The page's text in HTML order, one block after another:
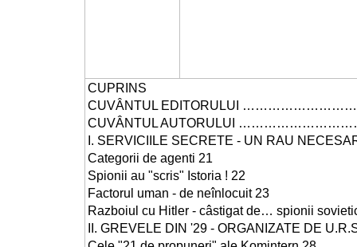
CUPRINS
CUVÂNTUL EDITORULUI
CUVÂNTUL AUTORULUI
I. SERVICIILE SECRETE - UN RAU
Categorii de agenti 21
Spionii au "scris" Istoria ! 22
Factorul uman - de neînlocuit 23
Razboiul cu Hitler - câstigat de… spionii
II. GREVELE DIN '29 - ORGANIZATE DE